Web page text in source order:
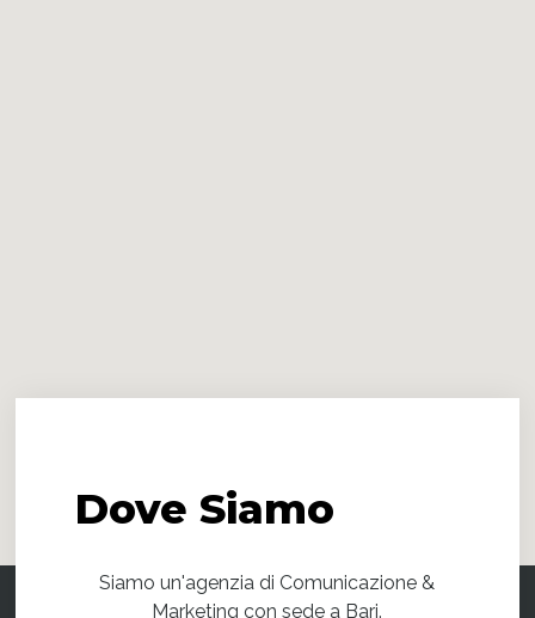
DoveSiamo
Siamo un'agenzia di Comunicazione &
Marketing con sede a Bari.